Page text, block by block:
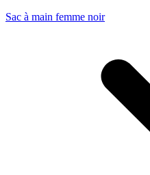
Sac à main femme noir